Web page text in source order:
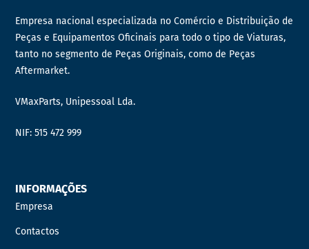
Empresa nacional especializada no Comércio e Distribuição de
Peças e Equipamentos Oficinais para todo o tipo de Viaturas,
tanto no segmento de Peças Originais, como de Peças
Aftermarket.
VMaxParts, Unipessoal Lda.
NIF: 515 472 999
INFORMAÇÕES
Empresa
Contactos